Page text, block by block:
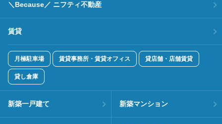
＼Because／ ニフティ不動産
賃貸
月極駐車場 賃貸事務所・賃貸オフィス 貸店舗・店舗賃貸
貸し倉庫
新築一戸建て 新築マンション